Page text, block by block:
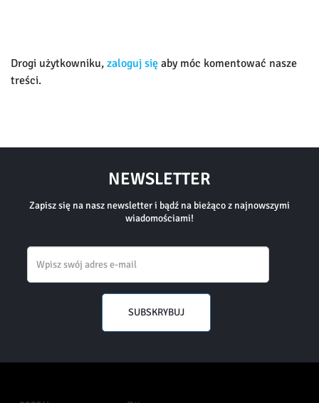
Drogi użytkowniku, zaloguj się aby móc komentować nasze
treści.
NEWSLETTER
Zapisz się na nasz newsletter i bądź na bieżąco z najnowszymi
wiadomościami!
SUBSKRYBUJ